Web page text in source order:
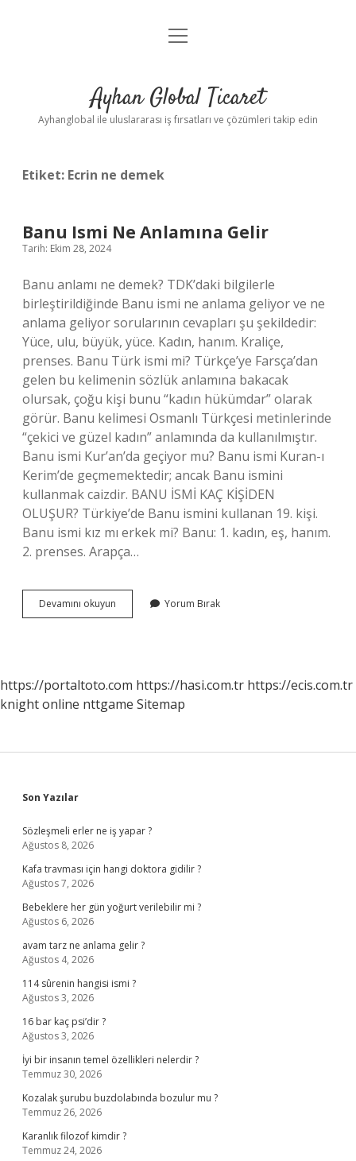
Anasayfa
Yasal Uyarı
menüyü
Ayhan Global Ticaret
Ayhanglobal ile uluslararası iş fırsatları ve çözümleri takip edin
Etiket: Ecrin ne demek
Banu Ismi Ne Anlamına Gelir
Tarih: Ekim 28, 2024
Banu anlamı ne demek? TDK’daki bilgilerle
birleştirildiğinde Banu ismi ne anlama geliyor ve ne
anlama geliyor sorularının cevapları şu şekildedir:
Yüce, ulu, büyük, yüce. Kadın, hanım. Kraliçe,
prenses. Banu Türk ismi mi? Türkçe’ye Farsça’dan
gelen bu kelimenin sözlük anlamına bakacak
olursak, çoğu kişi bunu “kadın hükümdar” olarak
görür. Banu kelimesi Osmanlı Türkçesi metinlerinde
“çekici ve güzel kadın” anlamında da kullanılmıştır.
Banu ismi Kur’an’da geçiyor mu? Banu ismi Kuran-ı
Kerim’de geçmemektedir; ancak Banu ismini
kullanmak caizdir. BANU İSMİ KAÇ KİŞİDEN
OLUŞUR? Türkiye’de Banu ismini kullanan 19. kişi.
Banu ismi kız mı erkek mi? Banu: 1. kadın, eş, hanım.
2. prenses. Arapça…
Devamını okuyun
Ismi
Yorum Bırak
https://portaltoto.com https://hasi.com.tr https://ecis.com.tr
knight online nttgame Sitemap
Sidebar
Son Yazılar
Sözleşmeli erler ne iş yapar ?
Ağustos 8, 2026
Kafa travması için hangi doktora gidilir ?
Ağustos 7, 2026
Bebeklere her gün yoğurt verilebilir mi ?
Ağustos 6, 2026
avam tarz ne anlama gelir ?
Ağustos 4, 2026
114 sûrenin hangisi ismi ?
Ağustos 3, 2026
16 bar kaç psi’dir ?
Ağustos 3, 2026
İyi bir insanın temel özellikleri nelerdir ?
Temmuz 30, 2026
Kozalak şurubu buzdolabında bozulur mu ?
Temmuz 26, 2026
Karanlık filozof kimdir ?
Temmuz 24, 2026